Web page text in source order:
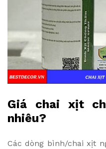
Giá chai xịt
nhiêu?
Các dòng bình/chai xịt